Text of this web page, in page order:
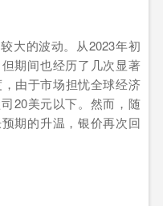
大的波动。从2023年初
期间也经历了几次显著
由于市场担忧全球经济
20美元以下。然而，随
期的升温，银价再次回